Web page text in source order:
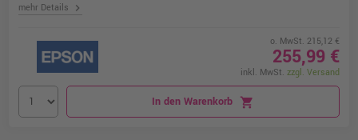
mehr Details chevron_right
o. MwSt. 215,12 €
255,99 €
inkl. MwSt. zzgl. Versand
In den Warenkorb shopping_cart